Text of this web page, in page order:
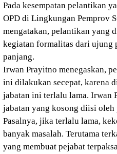
Pada kesempatan pelantikan
OPD di Lingkungan Pemprov
mengatakan, pelantikan yang
kegiatan formalitas dari ujung
panjang.
Irwan Prayitno menegaskan,
ini dilakukan secepat, karena
jabatan ini terlalu lama. Irwan
jabatan yang kosong diisi
Pasalnya, jika terlalu lama,
banyak masalah. Terutama
yang membuat pejabat